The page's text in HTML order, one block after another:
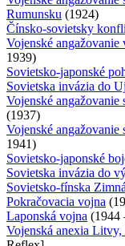
Rumunsku (1924)
Čínsko-sovietsky
Vojenské
1939)
Sovietsko-japonské
Sovietska invázia do
Vojenské
(1937)
Vojenské
1941)
Sovietsko-japonské
Sovietska invázia do
Sovietsko-fínska
Pokračovacia vojna
Laponská vojna (1944
Vojenská anexia Litvy,